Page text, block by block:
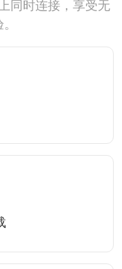
同时连接，享受无